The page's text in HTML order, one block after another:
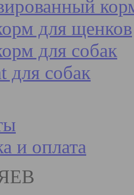
для щенков
для собак
для собак
и оплата